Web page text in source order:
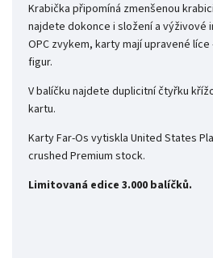
Krabička připomíná zmenšenou
najdete dokonce i složení a výživové
OPC zvykem, karty mají upravené
figur.
V balíčku najdete duplicitní čtyřku
kartu.
Karty Far-Os vytiskla United States
crushed Premium stock.
Limitovaná edice 3.000 balíčků.